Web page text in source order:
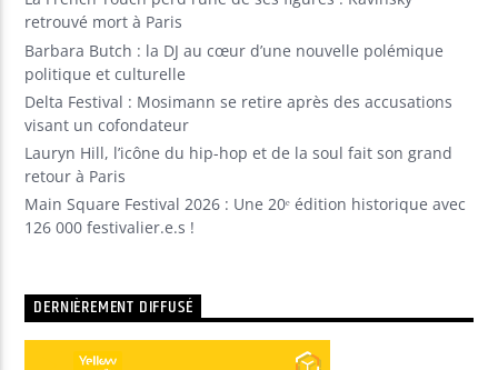
retrouvé mort à Paris
Barbara Butch : la DJ au cœur d’une nouvelle polémique
politique et culturelle
Delta Festival : Mosimann se retire après des accusations
visant un cofondateur
Lauryn Hill, l’icône du hip-hop et de la soul fait son grand
retour à Paris
Main Square Festival 2026 : Une 20ᵉ édition historique avec
126 000 festivalier.e.s !
DERNIÈREMENT DIFFUSÉ